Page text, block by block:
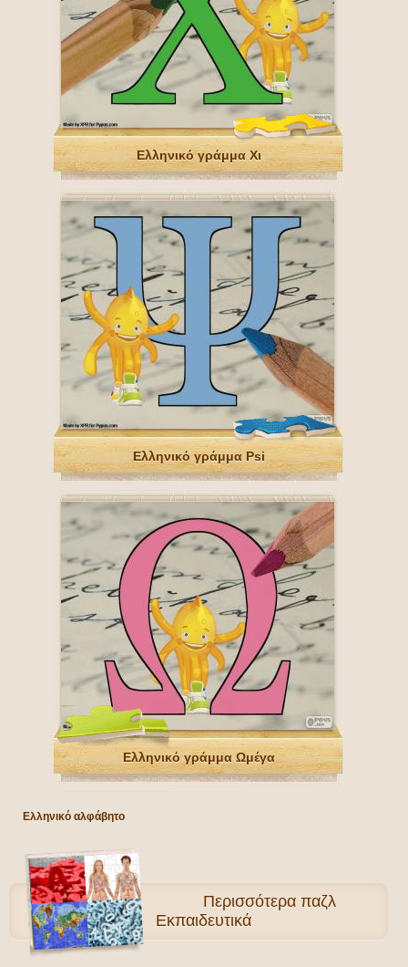
Ελληνικό γράμμα Χι
Ελληνικό γράμμα Psi
Ελληνικό γράμμα Ωμέγα
Ελληνικό αλφάβητο
Περισσότερα παζλ
Εκπαιδευτικά